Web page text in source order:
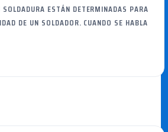
ESTÁN DETERMINADAS PARA
DE UN SOLDADOR. CUANDO SE HABLA